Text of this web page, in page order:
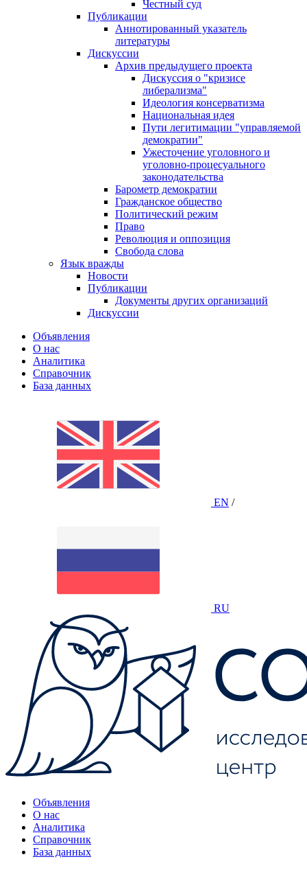
Честный суд
Публикации
Аннотированный указатель
литературы
Дискуссии
Архив предыдущего проекта
Дискуссия о "кризисе
либерализма"
Идеология консерватизма
Национальная идея
Пути легитимации "управляемой
демократии"
Ужесточение уголовного и
уголовно-процесуального
законодательства
Барометр демократии
Гражданское общество
Политический режим
Право
Революция и оппозиция
Свобода слова
Язык вражды
Новости
Публикации
Документы других организаций
Дискуссии
Объявления
О нас
Аналитика
Справочник
База данных
EN /
RU
Объявления
О нас
Аналитика
Справочник
База данных